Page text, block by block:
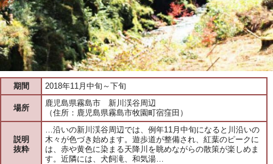
期間 2018年11月中旬～下旬
場所
鹿児島県霧島市 新川渓谷周辺
（住所：鹿児島県霧島市牧園町宿窪田）
説明
抜粋
…沿いの新川渓谷周辺では、例年11月中旬になると川沿いの
木々が色づき始めます。遊歩道が整備され、紅葉のピークに
は、赤や黄色に染まる天降川を眺めながらの散策が楽しめま
す。近隣には、犬飼滝、和気湯…